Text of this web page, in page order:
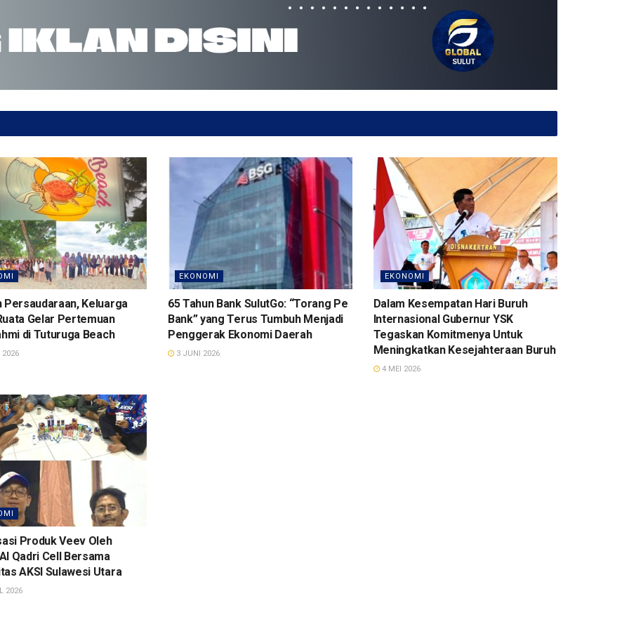
Persaudaraan, Keluarga
Gelar Pertemuan
di Tuturuga Beach
EKONOMI
65 Tahun Bank SulutGo: “Torang Pe
Bank” yang Terus Tumbuh Menjadi
Penggerak Ekonomi Daerah
3 JUNI 2026
EKONOMI
Dalam Kesempatan Hari Buruh
Internasional Gubernur YSK
Tegaskan Komitmenya Untuk
Meningkatkan Kesejahteraan Buruh
4 MEI 2026
Produk Veev Oleh
Qadri Cell Bersama
AKSI Sulawesi Utara
2026